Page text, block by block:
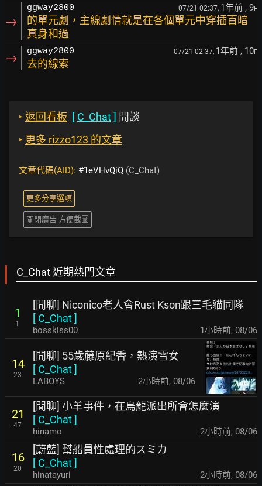
→
ggway2800 07/21 02:37, 1年前 , 9F
的單元劇，主線劇情就是在各個單元中穿插百暗
真身和過
→ ggway2800 07/21 02:37, 1年前 , 10F
去的線索
‣ 返回看板 [ C_Chat] 閒談
‣ 更多 rizzo123 的文章
文章代碼(AID): #1eVHvQiQ (C_Chat)
更多分享選項
關閉廣告 方便截圖
C_Chat 近期熱門文章
1
1
[閒聊] Niconico老人會Rust Kson跟三毛貓同隊
[ C_Chat]
bosskiss00 1小時前, 08/06
14
23
[閒聊] 55歲藤原紀香，熱演雪女
[ C_Chat]
LABOYS 2小時前, 08/06
21
47
[閒聊] 小羊事件，在烏龍派出所會怎麼演
[ C_Chat]
hinamo 2小時前, 08/06
16
20
[蔚藍] 幫船員性處理的スミカ
[ C_Chat]
hinatayuri 2小時前, 08/06